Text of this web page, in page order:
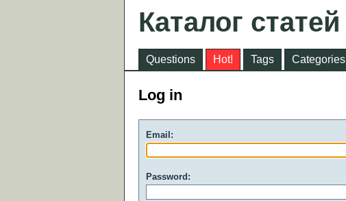
Каталог статей
Questions Hot! Tags Categories
Log in
Email:
Password: